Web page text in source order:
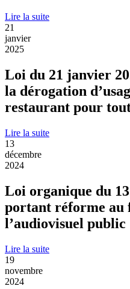
Lire la suite
21
janvier
2025
Loi du 21 janvier
la dérogation
restaurant pour
Lire la suite
13
décembre
2024
Loi organique du
portant réforme au
l’audiovisuel public
Lire la suite
19
novembre
2024